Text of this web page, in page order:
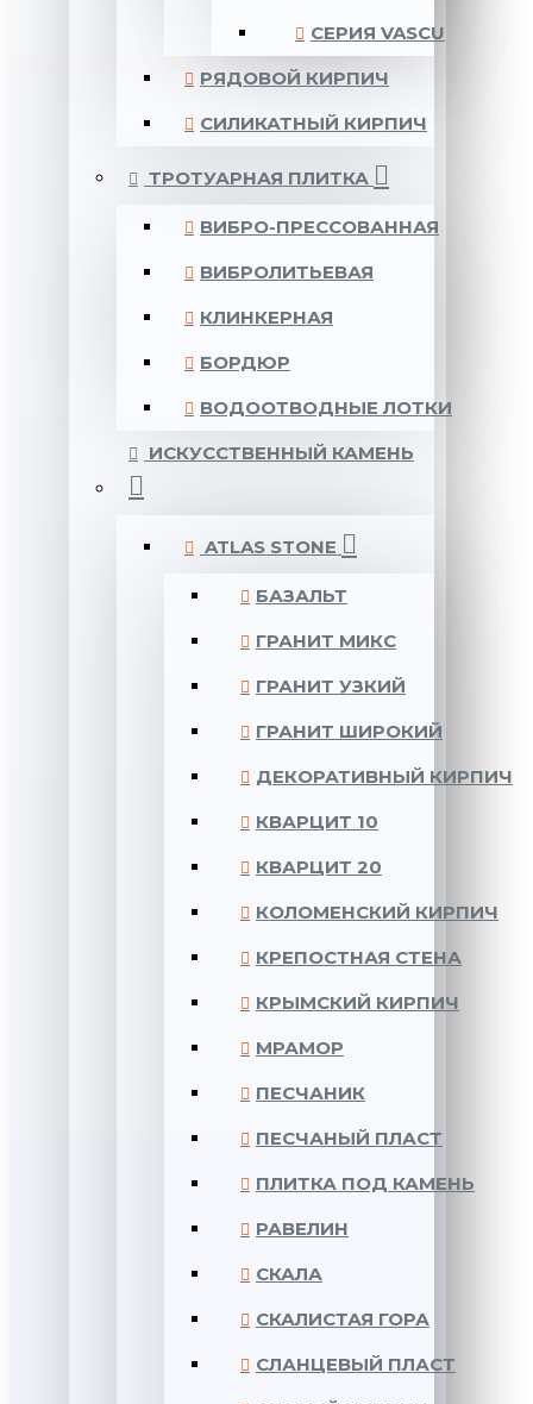
CЕРИЯ VASCU
РЯДОВОЙ КИРПИЧ
СИЛИКАТНЫЙ КИРПИЧ
ТРОТУАРНАЯ ПЛИТКА
ВИБРО-ПРЕССОВАННАЯ
ВИБРОЛИТЬЕВАЯ
КЛИНКЕРНАЯ
БОРДЮР
ВОДООТВОДНЫЕ ЛОТКИ
ИСКУССТВЕННЫЙ КАМЕНЬ
ATLAS STONE
БАЗАЛЬТ
ГРАНИТ МИКС
ГРАНИТ УЗКИЙ
ГРАНИТ ШИРОКИЙ
ДЕКОРАТИВНЫЙ КИРПИЧ
КВАРЦИТ 10
КВАРЦИТ 20
КОЛОМЕНСКИЙ КИРПИЧ
КРЕПОСТНАЯ СТЕНА
КРЫМСКИЙ КИРПИЧ
МРАМОР
ПЕСЧАНИК
ПЕСЧАНЫЙ ПЛАСТ
ПЛИТКА ПОД КАМЕНЬ
РАВЕЛИН
СКАЛА
СКАЛИСТАЯ ГОРА
СЛАНЦЕВЫЙ ПЛАСТ